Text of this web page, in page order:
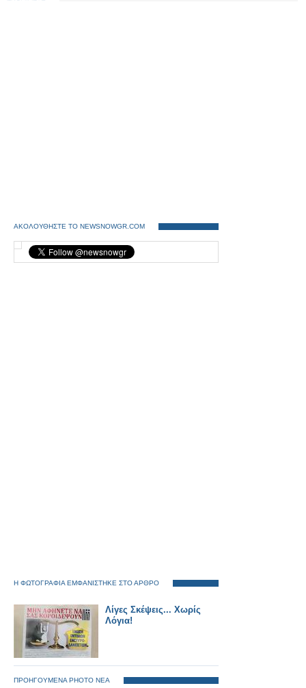
ΑΚΟΛΟΥΘΗΣΤΕ ΤΟ NEWSNOWGR.COM
Η ΦΩΤΟΓΡΑΦΙΑ ΕΜΦΑΝΙΣΤΗΚΕ ΣΤΟ ΑΡΘΡΟ
Λίγες Σκέψεις... Χωρίς
Λόγια!
ΠΡΟΗΓΟΥΜΕΝΑ PHOTO ΝΕΑ